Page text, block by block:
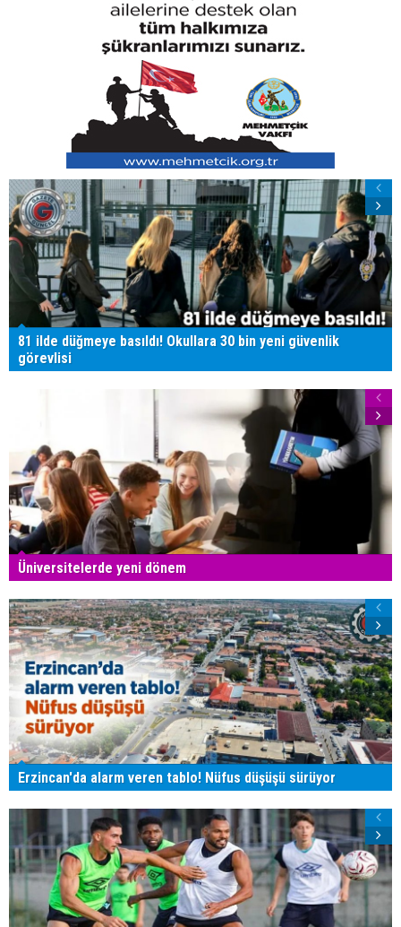
81 ilde düğmeye basıldı! Okullara 30 bin yeni güvenlik
görevlisi
Üniversitelerde yeni dönem
Erzincan'da alarm veren tablo! Nüfus düşüşü sürüyor